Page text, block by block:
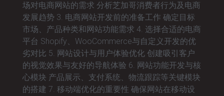
场对电商网站的需求 分析芝加哥消费者行为及电商
发展趋势 3. 电商网站开发前的准备工作 确定目标
市场、产品种类和网站功能需求 4. 选择合适的电商
平台 Shopify、WooCommerce与自定义开发的优
劣对比 5. 网站设计与用户体验优化 创建吸引客户
的视觉效果与友好的导航体验 6. 网站功能开发与核
心模块 产品展示、支付系统、物流跟踪等关键模块
的搭建 7. 移动端优化的重要性 确保网站在移动设